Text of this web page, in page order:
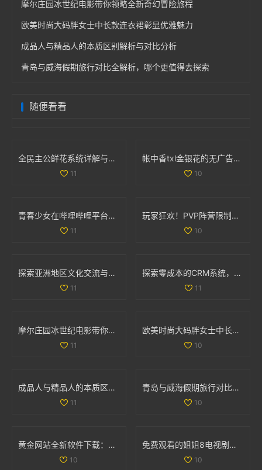
摩尔庄园冰世纪电影带你领略全新奇幻冒险旅程
欧美时尚大码胖女士中长款连衣裙彰显优雅魅力
成品人与精品人的本质区别解析与对比分析
青岛与威海假期旅行对比全解析，哪个更值得去探索
随便看看
全民主公鲜花系统详解与玩法技巧大盘点
11
帐中香txl金银花的无广告免费阅读体验全解析
10
青春少女在哔哩哔哩平台免费观看精彩内容的攻略
11
玩家狂欢！PVP阵营限制解除，部落与联盟可组队战斗
10
探索亚洲地区文化交流与学习的独特魅力与价值
11
探索零成本的CRM系统，助力企业轻松管理客户关系
11
摩尔庄园冰世纪电影带你领略全新奇幻冒险旅程
11
欧美时尚大码胖女士中长款连衣裙彰显优雅魅力
10
成品人与精品人的本质区别解析与对比分析
11
青岛与威海假期旅行对比全解析，哪个更值得去探索
10
黄金网站全新软件下载：快速获取最新投资资讯与市场动态
10
免费观看的姐姐8电视剧全集，畅享精彩剧情与人生故事
10